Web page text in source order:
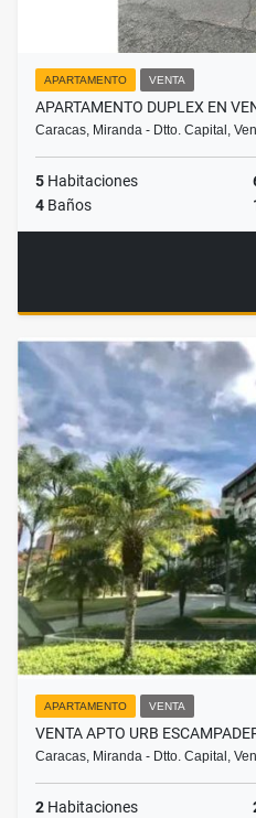
APARTAMENTO VENTA
APARTAMENTO DUPLEX EN
Caracas, Miranda - Dtto. Capital,
5 Habitaciones
4 Baños
APARTAMENTO VENTA
VENTA APTO URB
Caracas, Miranda - Dtto. Capital,
2 Habitaciones